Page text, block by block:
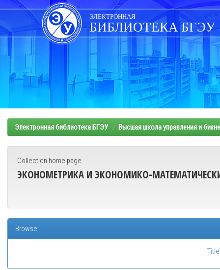
Skip
navigation
ЭЛЕКТРОННАЯ
БИБЛИОТЕКА БГЭУ
Электронная библиотека БГЭУ Высшая школа управления и
Collection home page
ЭКОНОМЕТРИКА И ЭКОНОМИКО-
Browse
Title